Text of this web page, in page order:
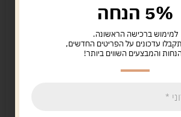
5% הנחה
למימוש ברכישה הראשונה.
עדכונים על הפריטים החדשים,
והמבצעים השווים ביותר!